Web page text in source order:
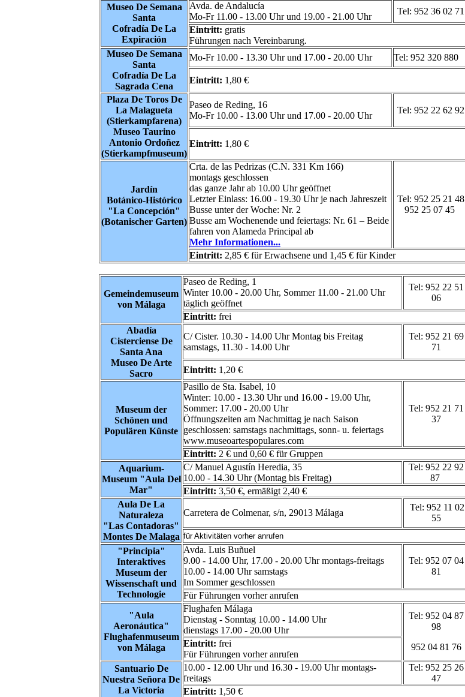
Museo De Semana
Santa
Cofradía De La
Expiración
Avda. de Andalucía
Mo-Fr 11.00 - 13.00 Uhr und 19.00 - 21.00 Uhr
Tel: 952 36 02 71
Eintritt: gratis
Führungen nach Vereinbarung.
Museo De Semana
Santa
Cofradía De La
Sagrada Cena
Mo-Fr 10.00 - 13.30 Uhr und 17.00 - 20.00 Uhr Tel: 952 320 880
Eintritt: 1,80 €
Plaza De Toros De
La Malagueta
(Stierkampfarena)
Museo Taurino
Antonio Ordoñez
(Stierkampfmuseum)
Paseo de Reding, 16
Mo-Fr 10.00 - 13.00 Uhr und 17.00 - 20.00 Uhr
Tel: 952 22 62 92
Eintritt: 1,80 €
Jardín
Botánico-Histórico
"La Concepción"
(Botanischer Garten)
Crta. de las Pedrizas (C.N. 331 Km 166)
montags geschlossen
das ganze Jahr ab 10.00 Uhr geöffnet
Letzter Einlass: 16.00 - 19.30 Uhr je nach Jahreszeit
Busse unter der Woche: Nr. 2
Busse am Wochenende und feiertags: Nr. 61 – Beide
fahren von Alameda Principal ab
Mehr Informationen...
Tel: 952 25 21 48
952 25 07 45
Eintritt: 2,85 € für Erwachsene und 1,45 € für Kinder
Gemeindemuseum
von Málaga
Paseo de Reding, 1
Winter 10.00 - 20.00 Uhr, Sommer 11.00 - 21.00 Uhr
täglich geöffnet
Tel: 952 22 51
06
Eintritt: frei
Abadía
Cisterciense De
Santa Ana
Museo De Arte
Sacro
C/ Cister. 10.30 - 14.00 Uhr Montag bis Freitag
samstags, 11.30 - 14.00 Uhr
Tel: 952 21 69
71
Eintritt: 1,20 €
Museum der
Schönen und
Populären Künste
Pasillo de Sta. Isabel, 10
Winter: 10.00 - 13.30 Uhr und 16.00 - 19.00 Uhr,
Sommer: 17.00 - 20.00 Uhr
Öffnungszeiten am Nachmittag je nach Saison
geschlossen: samstags nachmittags, sonn- u. feiertags
www.museoartespopulares.com
Tel: 952 21 71
37
Eintritt: 2 € und 0,60 € für Gruppen
Aquarium-
Museum "Aula Del
Mar"
C/ Manuel Agustín Heredia, 35
10.00 - 14.30 Uhr (Montag bis Freitag)
Tel: 952 22 92
87
Eintritt: 3,50 €, ermäßigt 2,40 €
Aula De La
Naturaleza
"Las Contadoras"
Montes De Malaga
Carretera de Colmenar, s/n, 29013 Málaga
Tel: 952 11 02
55
für Aktivitäten vorher anrufen
"Principia"
Interaktives
Museum der
Wissenschaft und
Technologie
Avda. Luis Buñuel
9.00 - 14.00 Uhr, 17.00 - 20.00 Uhr montags-freitags
10.00 - 14.00 Uhr samstags
Im Sommer geschlossen
Tel: 952 07 04
81
Für Führungen vorher anrufen
"Aula
Aeronáutica"
Flughafenmuseum
von Málaga
Flughafen Málaga
Dienstag - Sonntag 10.00 - 14.00 Uhr
dienstags 17.00 - 20.00 Uhr
Tel: 952 04 87
98
952 04 81 76
Eintritt: frei
Für Führungen vorher anrufen
Santuario De
Nuestra Señora De
La Victoria
10.00 - 12.00 Uhr und 16.30 - 19.00 Uhr montags-
freitags
Tel: 952 25 26
47
Eintritt: 1,50 €